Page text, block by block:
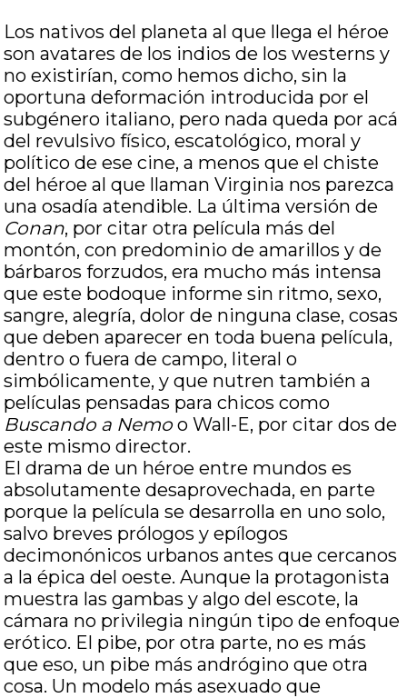
Los nativos del planeta al que llega el héroe
son avatares de los indios de los westerns y
no existirían, como hemos dicho, sin la
oportuna deformación introducida por el
subgénero italiano, pero nada queda por acá
del revulsivo físico, escatológico, moral y
político de ese cine, a menos que el chiste
del héroe al que llaman Virginia nos parezca
una osadía atendible. La última versión de
Conan, por citar otra película más del
montón, con predominio de amarillos y de
bárbaros forzudos, era mucho más intensa
que este bodoque informe sin ritmo, sexo,
sangre, alegría, dolor de ninguna clase, cosas
que deben aparecer en toda buena película,
dentro o fuera de campo, literal o
simbólicamente, y que nutren también a
películas pensadas para chicos como
Buscando a Nemoo Wall-E, por citar dos de
este mismo director.
El drama de un héroe entre mundos es
absolutamente desaprovechada, en parte
porque la película se desarrolla en uno solo,
salvo breves prólogos y epílogos
decimonónicos urbanos antes que cercanos
a la épica del oeste. Aunque la protagonista
muestra las gambas y algo del escote, la
cámara no privilegia ningún tipo de enfoque
erótico. El pibe, por otra parte, no es más
que eso, un pibe más andrógino que otra
cosa. Un modelo más asexuado que